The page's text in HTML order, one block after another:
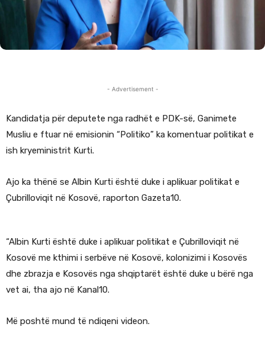
- Advertisement -
Kandidatja për deputete nga radhët e PDK-së, Ganimete
Musliu e ftuar në emisionin “Politiko” ka komentuar politikat e
ish kryeministrit Kurti.
Ajo ka thënë se Albin Kurti është duke i aplikuar politikat e
Çubrilloviqit në Kosovë, raporton Gazeta10.
“Albin Kurti është duke i aplikuar politikat e Çubrilloviqit në
Kosovë me kthimi i serbëve në Kosovë, kolonizimi i Kosovës
dhe zbrazja e Kosovës nga shqiptarët është duke u bërë nga
vet ai, tha ajo në Kanal10.
Më poshtë mund të ndiqeni videon.